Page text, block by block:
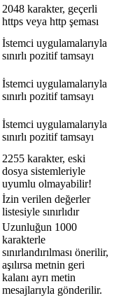
2048 karakter, geçerli
https veya http şeması
İstemci uygulamalarıyla
sınırlı pozitif tamsayı
İstemci uygulamalarıyla
sınırlı pozitif tamsayı
İstemci uygulamalarıyla
sınırlı pozitif tamsayı
2255 karakter, eski
dosya sistemleriyle
uyumlu olmayabilir!
İzin verilen değerler
listesiyle sınırlıdır
Uzunluğun 1000
karakterle
sınırlandırılması önerilir,
aşılırsa metnin geri
kalanı ayrı metin
mesajlarıyla gönderilir.